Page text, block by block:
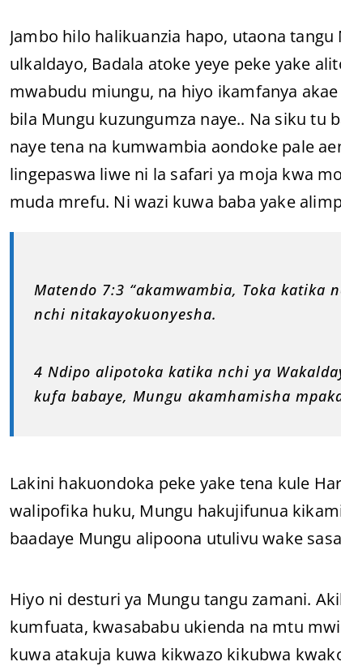
Jambo hilo halikuanzia hapo, utaona
ulkaldayo, Badala atoke yeye peke yake
mwabudu miungu, na hiyo ikamfanya
bila Mungu kuzungumza naye.. Na siku tu
naye tena na kumwambia aondoke pale
lingepaswa liwe ni la safari ya moja kwa
muda mrefu. Ni wazi kuwa baba yake
Matendo 7:3 “akamwambia, Toka katika
nchi nitakayokuonyesha.
4 Ndipo alipotoka katika nchi ya
kufa babaye, Mungu akamhamisha
Lakini hakuondoka peke yake tena kule
walipofika huku, Mungu hakujifunua
baadaye Mungu alipoona utulivu wake
Hiyo ni desturi ya Mungu tangu zamani.
kumfuata, kwasababu ukienda na mtu
kuwa atakuja kuwa kikwazo kikubwa